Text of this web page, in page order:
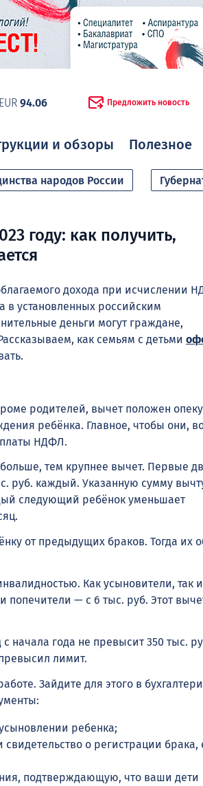
EUR 94.06 Предложить новость
и обзоры Полезное
народов России
году: как получить,
дохода при исчислении
в установленных российским
деньги могут граждане,
как семьям с детьми
родителей, вычет положен
ребёнка. Главное, чтобы они,
НДФЛ.
тем крупнее вычет. Первые
руб. каждый. Указанную сумму
следующий ребёнок уменьшает
от предыдущих браков. Тогда их
Как усыновители, так и
попечители — с 6 тыс. руб. Этот
начала года не превысит 350 тыс.
лимит.
Зайдите для этого в
ребенка;
о регистрации брака,
подтверждающую, что ваши дети